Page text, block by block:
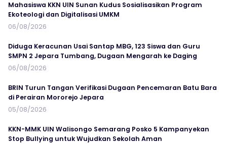
Mahasiswa KKN UIN Sunan Kudus Sosialisasikan Program
Ekoteologi dan Digitalisasi UMKM
06/08/2026
Diduga Keracunan Usai Santap MBG, 123 Siswa dan Guru
SMPN 2 Jepara Tumbang, Dugaan Mengarah ke Daging
06/08/2026
BRIN Turun Tangan Verifikasi Dugaan Pencemaran Batu Bara
di Perairan Mororejo Jepara
05/08/2026
KKN-MMK UIN Walisongo Semarang Posko 5 Kampanyekan
Stop Bullying untuk Wujudkan Sekolah Aman